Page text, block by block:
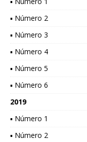
▪ Número 2
▪ Número 3
▪ Número 4
▪ Número 5
▪ Número 6
2019
▪ Número 1
▪ Número 2